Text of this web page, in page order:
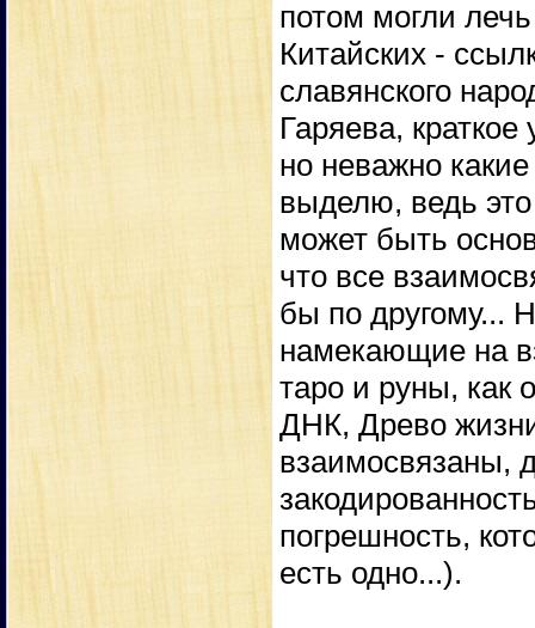
потом могли
Китайских -
славянского
Гаряева,
но неважно
выделю, ведь это
может быть
что все
бы по другому...
намекающие на
таро и руны, как
ДНК, Древо
взаимосвязаны,
погрешность,
есть одно...).